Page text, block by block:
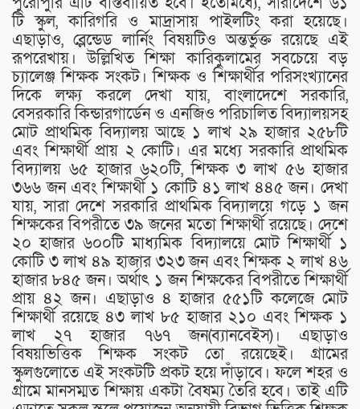
টি স্কুল, কারিগরি ও মাদ্রাসায় পাইলটিং করা হয়েছে।
এছাড়াও, ব্লেন্ডেড লার্নিং বিষয়টিও অন্তর্ভুক্ত রয়েছে এই
রূপরেখায়।‌ উল্লিখিত শিক্ষা কারিকুলামের সবচেয়ে বড়
চ্যালেঞ্জ শিক্ষক সংকট। শিক্ষক ও শিক্ষার্থীর পরিসংখ্যানের
দিকে লক্ষ্য করলে দেখা যায়, বাংলাদেশে সরকারি,
বেসরকারি কিন্ডারগার্ডেন ও এনজিও পরিচালিত বিদ্যালয়সহ
মোট প্রাথমিক বিদ্যালয় আছে ১ লাখ ২৯ হাজার ২৫৮টি
এবং শিক্ষার্থী প্রায় ২ কোটি। এর মধ্যে সরকারি প্রাথমিক
বিদ্যালয় ৬৫ হাজার ৬২০টি, শিক্ষক ৩ লাখ ৫৬ হাজার
৩৬৬ জন এবং শিক্ষার্থী ১ কোটি ৪১ লাখ ৪৪৫ জন। দেখা
যায়, সারা দেশে সরকারি প্রাথমিক বিদ্যালয়ে গড়ে ১ জন
শিক্ষকের বিপরীতে ৩৯ জনের মতো শিক্ষার্থী রয়েছে। দেশে
২০ হাজার ৬০০টি মাধ্যমিক বিদ্যালয়ে মোট শিক্ষার্থী ১
কোটি ৩ লাখ ৪৯ হাজার ৩২৩ জন এবং শিক্ষক ২ লাখ ৪৬
হাজার ৮৪৫ জন। অর্থাৎ ১ জন শিক্ষকের বিপরীতে শিক্ষার্থী
প্রায় ৪২ জন। এছাড়াও ৪ হাজার ৫৫১টি কলেজে মোট
শিক্ষার্থী রয়েছে ৪৩ লাখ ৮৫ হাজার ২১০ এবং শিক্ষক ১
লাখ ২৭ হাজার ৭৬৭ জন(ব্যানবেইস)। এছাড়াও
বিষয়ভিত্তিক শিক্ষক সংকট তো রয়েছেই। গ্রামের
স্কুলগুলোতে এই সংকটটি প্রকট হয়ে দাঁড়াবে। ফলে শহর ও
গ্রামে মানসম্মত শিক্ষায় একটা বৈষম্য তৈরি হবে। তাই এটি